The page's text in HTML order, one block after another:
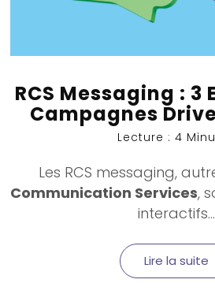
RCS Messaging : 3
Campagnes
Lecture : 4
Les RCS messaging,
Communication Services,
interactifs...
Lire la suite